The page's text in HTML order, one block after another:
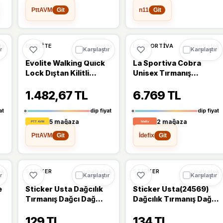
PttAVM
Git
n11
Git
Karşılaştır
%15
EVOLITE
Evolite Walking Quick
Lock Dıştan Kilitli
1.482,67 TL
dip fiyat
5 mağaza
PttAVM
Git
Karşılaştır
%9
LA SPORTIVA sınırlı stok
La Sportiva Cobra
Unisex Tırmanış
6.769 TL
dip fiyat
2 mağaza
İdefix
Git
Karşılaştır
STICKER sınırlı stok
Sticker Usta Dağcılık
Tırmanış Dağcı Dağ
00547 Sarı 21 x 19,5 cm
Karşılaştır
STICKER sınırlı stok
Sticker Usta(24569)
Dağcılık Tırmanış Dağcı
Sticker 00547 Kırmızı